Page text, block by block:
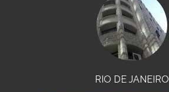
RIO DE JANEIRO